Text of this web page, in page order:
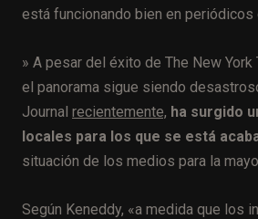
está funcionando bien en
» A pesar del éxito de The New
el panorama sigue siendo
Journal recientemente, ha surgido
locales para los que se está
situación de los medios para la
Según Keneddy, «a medida que los